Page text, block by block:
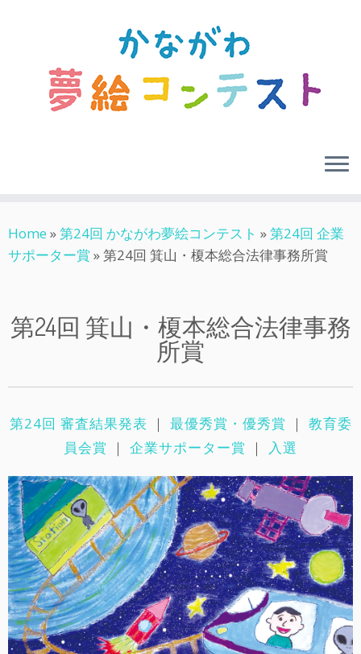
to
content
Home »第24回 かながわ夢絵コンテスト »第24回 企業
サポーター賞 »第24回 箕山・榎本総合法律事務所賞
第24回 箕山・榎本総合法律事務
所賞
第24回 審査結果発表 ｜ 最優秀賞・優秀賞 ｜ 教育委
員会賞 ｜ 企業サポーター賞 ｜ 入選